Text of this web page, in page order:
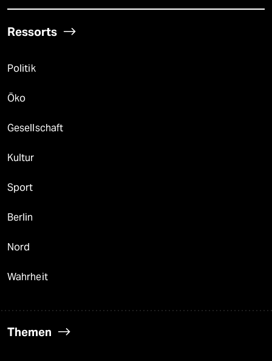
Ressorts
Politik
Öko
Gesellschaft
Kultur
Sport
Berlin
Nord
Wahrheit
Themen